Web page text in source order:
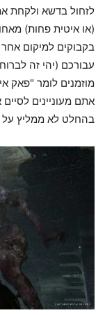
לזחול בדשא ולקחת
(או איטית פחות)
בקבוקים למיקום אחר
עבורכם (יהי זה
מוזמנים לומר "פאק
בהחלט לא ממליץ על